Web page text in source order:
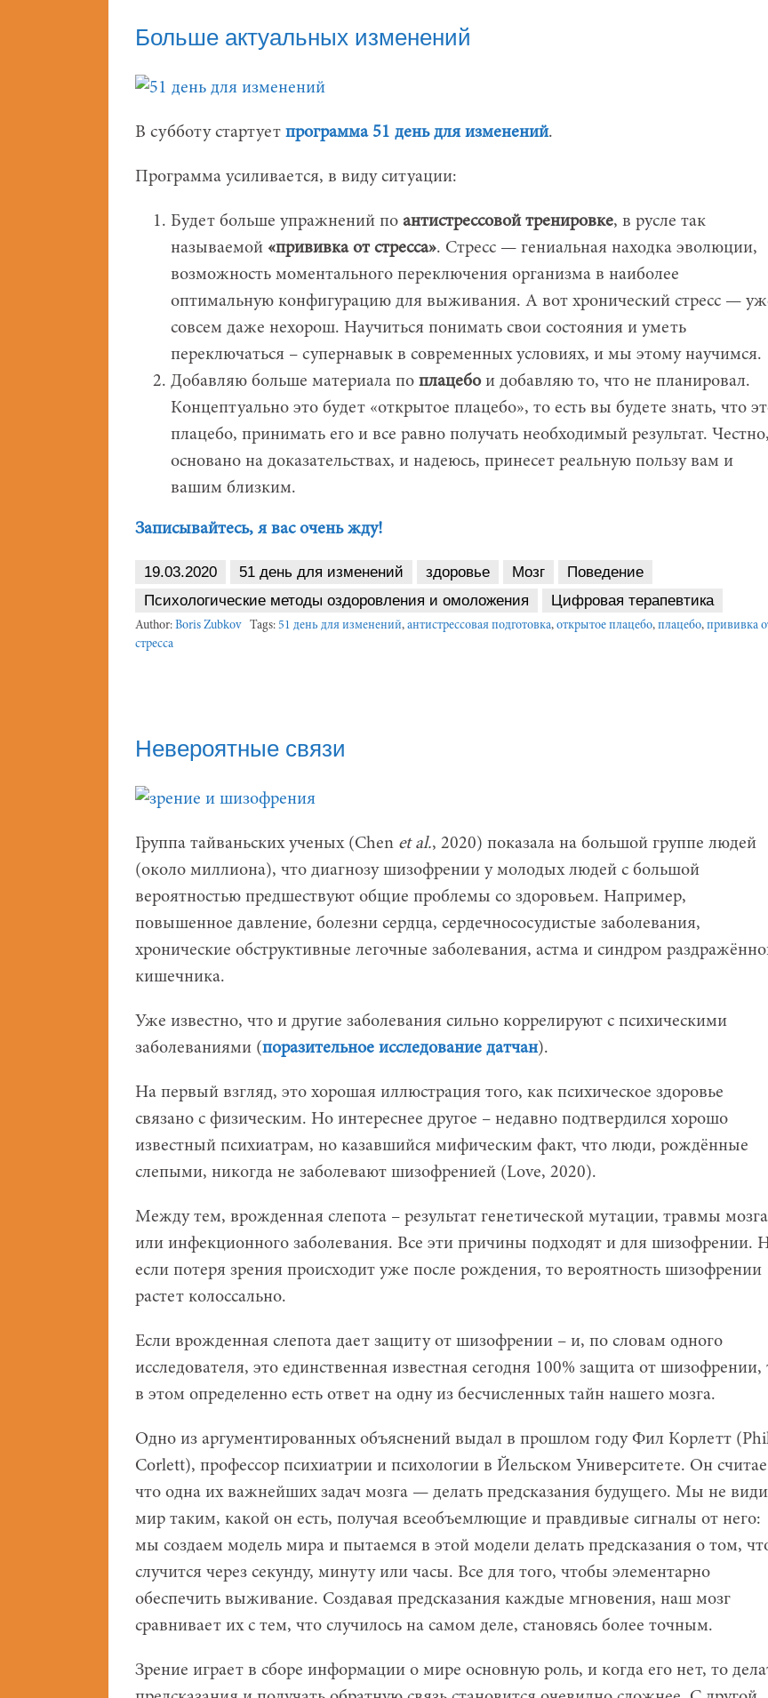
Больше актуальных изменений
В субботу стартует программа 51 день для изменений.
Программа усиливается, в виду ситуации:
Будет больше упражнений по антистрессовой тренировке, в русле так
называемой «прививка от стресса». Стресс — гениальная находка эволюции,
возможность моментального переключения организма в наиболее
оптимальную конфигурацию для выживания. А вот хронический стресс —
совсем даже нехорош. Научиться понимать свои состояния и уметь
переключаться – супернавык в современных условиях, и мы этому научимся.
Добавляю больше материала по плацебои добавляю то, что не планировал.
Концептуально это будет «открытое плацебо», то есть вы будете знать, что
плацебо, принимать его и все равно получать необходимый результат. Честно,
основано на доказательствах, и надеюсь, принесет реальную пользу вам и
вашим близким.
Записывайтесь, я вас очень жду!
19.03.2020 51 день для изменений здоровье Мозг
Поведение
Психологические методы оздоровления и омоложения
Цифровая терапевтика
Author: Boris Zubkov Tags: 51 день для изменений, антистрессовая подготовка, открытое плацебо, плацебо, прививка
стресса
Невероятные связи
Группа тайваньских ученых (Chen et al., 2020) показала на большой группе людей
(около миллиона), что диагнозу шизофрении у молодых людей с большой
вероятностью предшествуют общие проблемы со здоровьем. Например,
повышенное давление, болезни сердца, сердечнососудистые заболевания,
хронические обструктивные легочные заболевания, астма и синдром
кишечника.
Уже известно, что и другие заболевания сильно коррелируют с психическими
заболеваниями (поразительное исследование датчан).
На первый взгляд, это хорошая иллюстрация того, как психическое здоровье
связано с физическим. Но интереснее другое – недавно подтвердился хорошо
известный психиатрам, но казавшийся мифическим факт, что люди, рождённые
слепыми, никогда не заболевают шизофренией (Love, 2020).
Между тем, врожденная слепота – результат генетической мутации, травмы мозга
или инфекционного заболевания. Все эти причины подходят и для шизофрении.
если потеря зрения происходит уже после рождения, то вероятность шизофрении
растет колоссально.
Если врожденная слепота дает защиту от шизофрении – и, по словам одного
исследователя, это единственная известная сегодня 100% защита от шизофрении,
в этом определенно есть ответ на одну из бесчисленных тайн нашего мозга.
Одно из аргументированных объяснений выдал в прошлом году Фил Корлетт
Corlett), профессор психиатрии и психологии в Йельском Университете. Он
что одна их важнейших задач мозга — делать предсказания будущего. Мы не
мир таким, какой он есть, получая всеобъемлющие и правдивые сигналы от него:
мы создаем модель мира и пытаемся в этой модели делать предсказания о том,
случится через секунду, минуту или часы. Все для того, чтобы элементарно
обеспечить выживание. Создавая предсказания каждые мгновения, наш мозг
сравнивает их с тем, что случилось на самом деле, становясь более точным.
Зрение играет в сборе информации о мире основную роль, и когда его нет, то